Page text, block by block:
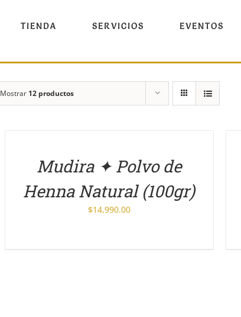
TIENDA SERVICIOS EVENTOS
Mostrar 12 productos
Mudira ✦ Polvo de
Henna Natural (100gr)
$14,990.00